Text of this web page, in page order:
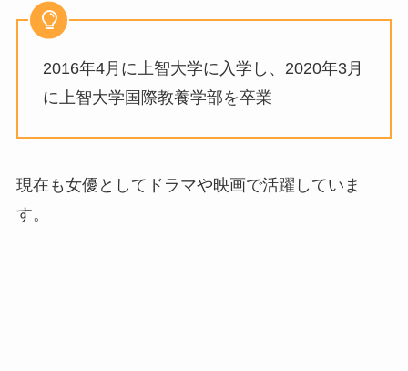
2016年4月に上智大学に入学し、2020年3月
に上智大学国際教養学部を卒業
現在も女優としてドラマや映画で活躍していま
す。